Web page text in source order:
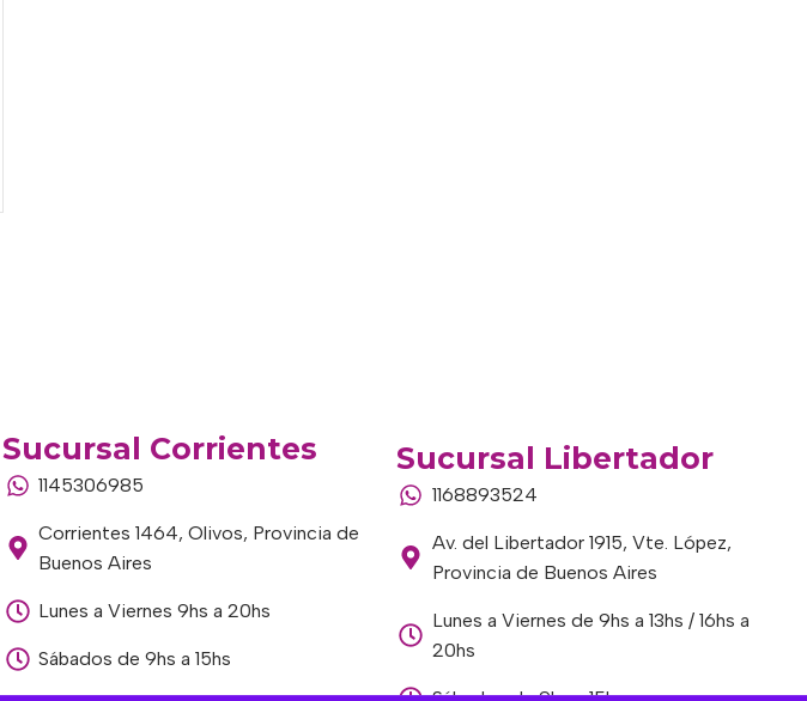
Sucursal Corrientes
1145306985
Corrientes 1464, Olivos, Provincia de
Buenos Aires
Lunes a Viernes 9hs a 20hs
Sábados de 9hs a 15hs
Sucursal Libertador
1168893524
Av. del Libertador 1915, Vte. López,
Provincia de Buenos Aires
Lunes a Viernes de 9hs a 13hs / 16hs a
20hs